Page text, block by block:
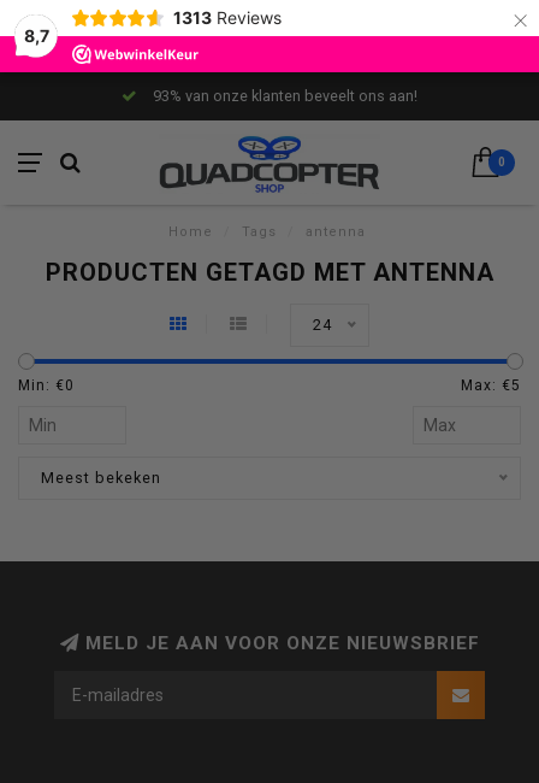
8,7
1313 Reviews ×
93% van onze klanten beveelt ons aan!
0
Home Tags antenna
PRODUCTEN GETAGD MET ANTENNA
24
Min: €0 Max: €5
Meest bekeken
MELD JE AAN VOOR ONZE NIEUWSBRIEF